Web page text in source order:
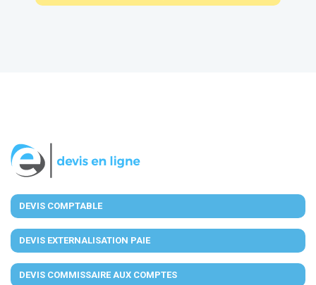
DEVIS COMPTABLE
DEVIS EXTERNALISATION PAIE
DEVIS COMMISSAIRE AUX COMPTES